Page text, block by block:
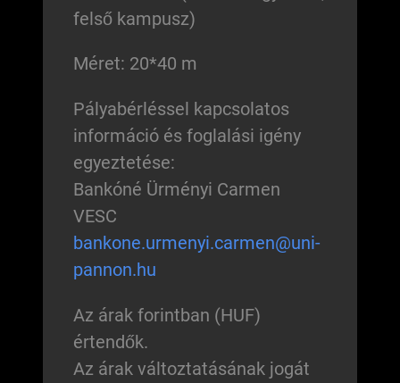
felső kampusz)
Méret: 20*40 m
Pályabérléssel kapcsolatos
információ és foglalási igény
egyeztetése:
Bankóné Ürményi Carmen
VESC
bankone.urmenyi.carmen@uni-
pannon.hu
Az árak forintban (HUF)
értendők.
Az árak változtatásának jogát